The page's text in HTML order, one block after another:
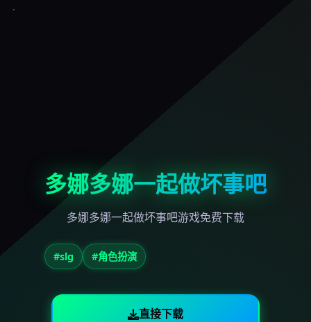
多娜多娜一起做坏事吧
多娜多娜一起做坏事吧游戏免费下载
#slg #角色扮演
直接下载